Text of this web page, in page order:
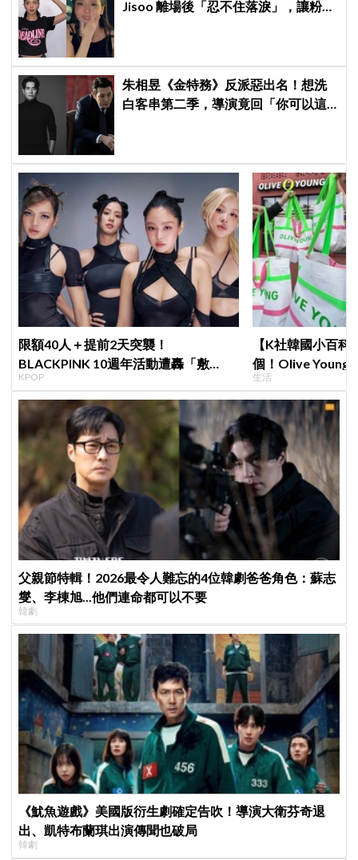
Jisoo 離場後「忍不住落淚」，讓粉絲
朱相昱《金特務》反派惡出名！想洗
白客串第二季，導演竟回「你可以這
限額40人＋提前2天突襲！
BLACKPINK 10週年活動遭轟「敷
衍」，YG急證實：4人確定完全體出席
KPOP
【K社韓國小百
個！Olive Young
遊客，機場「人
生活
父親節特輯！2026最令人難忘的4位韓劇爸爸角色：蘇志
燮、李棟旭...他們連命都可以不要
韓劇
《魷魚遊戲》美國版衍生劇確定告吹！導演大衛芬奇退
出、凱特布蘭琪出演傳聞也破局
韓劇